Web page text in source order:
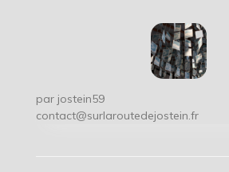
par jostein59
contact@surlaroutedejostein.fr